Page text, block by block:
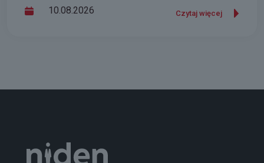
10.08.2026 Czytaj więcej